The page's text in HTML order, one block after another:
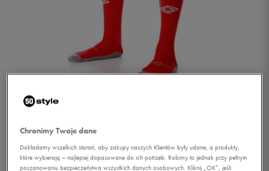
UMBRO GETRY JR 38-41
Chronimy Twoje dane
Dokładamy wszelkich starań, aby zakupy naszych Klientów były udane, a produkty,
które wybierają – najlepiej dopasowane do ich potrzeb. Robimy to jednak przy pełnym
poszanowaniu bezpieczeństwa wszystkich danych osobowych. Kliknij „OK”, jeśli